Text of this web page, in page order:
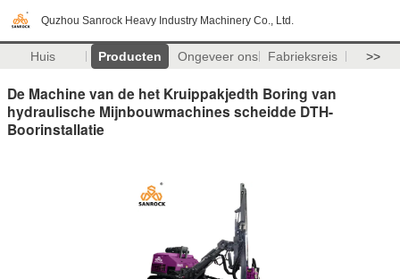
Quzhou Sanrock Heavy Industry Machinery Co., Ltd.
Huis Producten Ongeveer ons Fabrieksreis >>
De Machine van de het Kruippakjedth Boring van
hydraulische Mijnbouwmachines scheidde DTH-
Boorinstallatie